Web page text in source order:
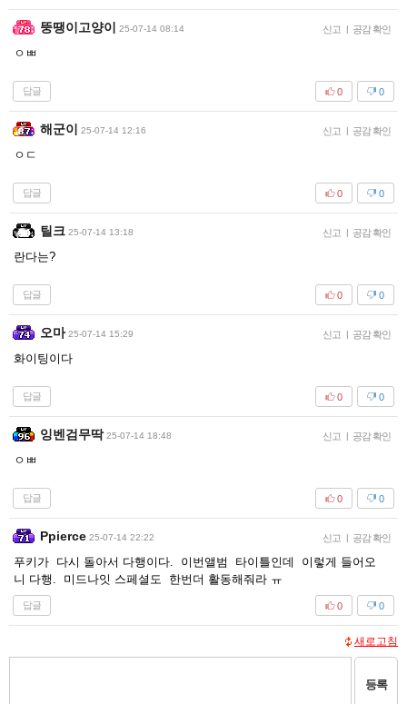
뚱땡이고양이 25-07-14 08:14 신고 | 공감 확인
ㅇㅃ
답글 0
0
해군이 25-07-14 12:16 신고 | 공감 확인
ㅇㄷ
답글 0
0
틸크 25-07-14 13:18 신고 | 공감 확인
란다는?
답글 0
0
오마 25-07-14 15:29 신고 | 공감 확인
화이팅이다
답글 0
0
잉벤검무딱 25-07-14 18:48 신고 | 공감 확인
ㅇㅃ
답글 0
0
Ppierce 25-07-14 22:22 신고 | 공감 확인
푸키가 다시 돌아서 다행이다. 이번앨범 타이틀인데 이렇게 들어오
니 다행. 미드나잇 스페셜도 한번더 활동해줘라 ㅠ
답글 0
0
새로고침
등록